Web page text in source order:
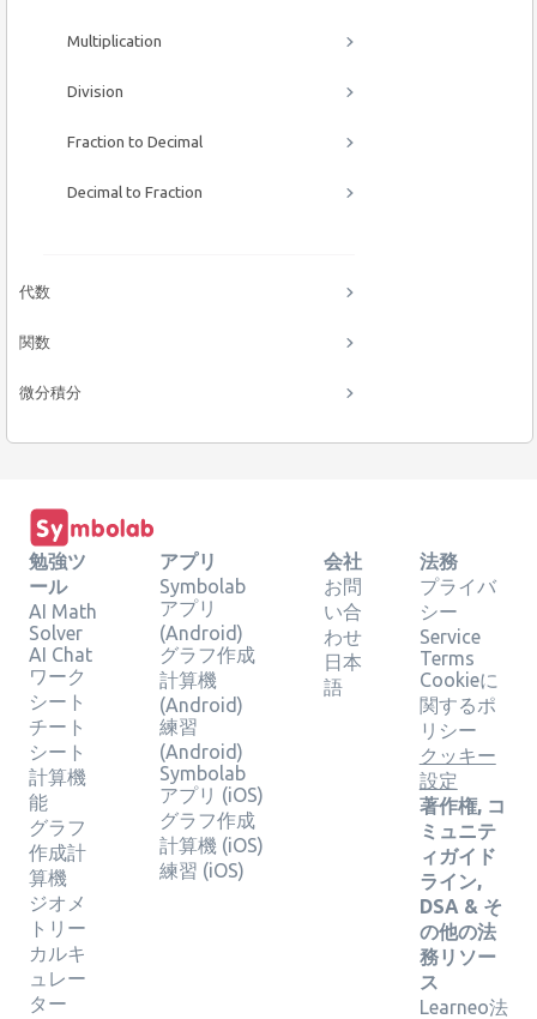
Multiplication
Division
Fraction to Decimal
Decimal to Fraction
代数
関数
微分積分
勉強ツ
ール
AI Math
Solver
AI Chat
ワーク
シート
チート
シート
計算機
能
グラフ
作成計
算機
ジオメ
トリー
カルキ
ュレー
ター
アプリ
Symbolab
アプリ
(Android)
グラフ作成
計算機
(Android)
練習
(Android)
Symbolab
アプリ (iOS)
グラフ作成
計算機 (iOS)
練習 (iOS)
会社
お問
い合
わせ
日本
語
法務
プライバ
シー
Service
Terms
Cookieに
関するポ
リシー
クッキー
設定
著作権, コ
ミュニテ
ィガイド
ライン,
DSA & そ
の他の法
務リソー
ス
Learneo法